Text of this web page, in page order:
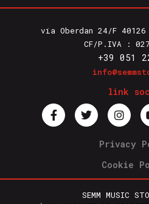
via Oberdan 24/F
CF/P.IVA :
+39 051
link
Privacy
Cookie
SEMM MUSIC